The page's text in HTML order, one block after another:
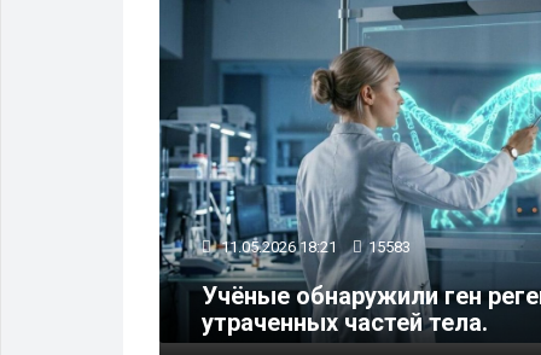
11.05.2026 18:21 15583
Учёные обнаружили ген
утраченных частей тела.